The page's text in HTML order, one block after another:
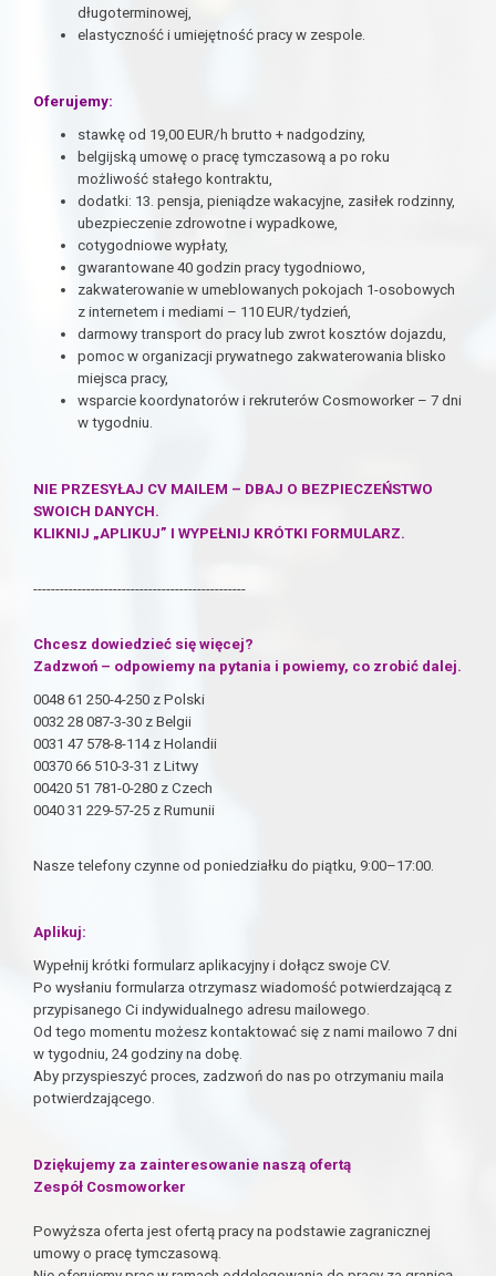
długoterminowej,
elastyczność i umiejętność pracy w zespole.
Oferujemy:
stawkę od 19,00 EUR/h brutto + nadgodziny,
belgijską umowę o pracę tymczasową a po roku
możliwość stałego kontraktu,
dodatki: 13. pensja, pieniądze wakacyjne, zasiłek rodzinny,
ubezpieczenie zdrowotne i wypadkowe,
cotygodniowe wypłaty,
gwarantowane 40 godzin pracy tygodniowo,
zakwaterowanie w umeblowanych pokojach 1-osobowych
z internetem i mediami – 110 EUR/tydzień,
darmowy transport do pracy lub zwrot kosztów dojazdu,
pomoc w organizacji prywatnego zakwaterowania blisko
miejsca pracy,
wsparcie koordynatorów i rekruterów Cosmoworker – 7 dni
w tygodniu.
NIE PRZESYŁAJ CV MAILEM – DBAJ O BEZPIECZEŃSTWO
SWOICH DANYCH.
KLIKNIJ „APLIKUJ” I WYPEŁNIJ KRÓTKI FORMULARZ.
------------------------------------------------
Chcesz dowiedzieć się więcej?
Zadzwoń – odpowiemy na pytania i powiemy, co zrobić dalej.
0048 61 250-4-250 z Polski
0032 28 087-3-30 z Belgii
0031 47 578-8-114 z Holandii
00370 66 510-3-31 z Litwy
00420 51 781-0-280 z Czech
0040 31 229-57-25 z Rumunii
Nasze telefony czynne od poniedziałku do piątku, 9:00–17:00.
Aplikuj:
Wypełnij krótki formularz aplikacyjny i dołącz swoje CV.
Po wysłaniu formularza otrzymasz wiadomość potwierdzającą z
przypisanego Ci indywidualnego adresu mailowego.
Od tego momentu możesz kontaktować się z nami mailowo 7 dni
w tygodniu, 24 godziny na dobę.
Aby przyspieszyć proces, zadzwoń do nas po otrzymaniu maila
potwierdzającego.
Dziękujemy za zainteresowanie naszą ofertą
Zespół Cosmoworker
Powyższa oferta jest ofertą pracy na podstawie zagranicznej
umowy o pracę tymczasową.